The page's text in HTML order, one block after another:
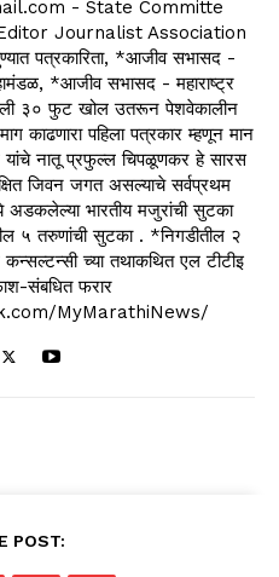
- State Committe
Journalist Association
पत्रकारिता, *आजीव सभासद -
*आजीव सभासद - महाराष्ट्र
३० फुट खोल उतरून पेशवेकालीन
काढणारा पहिला पत्रकार म्हणून मान
यांचे नातू प्रफुल्ल चिपळूणकर हे सारस
जिवन जगत असल्याचे सर्वप्रथम
भारतीय मजुरांची सुटका
५ तरुणांची सुटका . *निगडीतील २
कन्सल्टन्सी च्या तथाकथित एल टीटीइ
संबधित फरार
MyMarathiNews/
POST: